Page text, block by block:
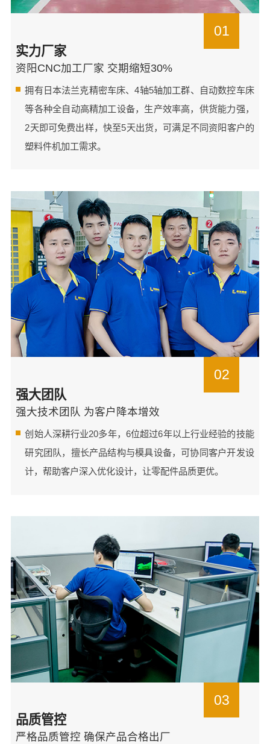
01
实力厂家
资阳CNC加工厂家 交期缩短30%
拥有日本法兰克精密车床、4轴5轴加工群、自动数控车床
等各种全自动高精加工设备，生产效率高，供货能力强，
2天即可免费出样，快至5天出货，可满足不同资阳客户的
塑料件机加工需求。
02
强大团队
强大技术团队 为客户降本增效
创始人深耕行业20多年，6位超过6年以上行业经验的技能
研究团队，擅长产品结构与模具设备，可协同客户开发设
计，帮助客户深入优化设计，让零配件品质更优。
03
品质管控
严格品质管控 确保产品合格出厂